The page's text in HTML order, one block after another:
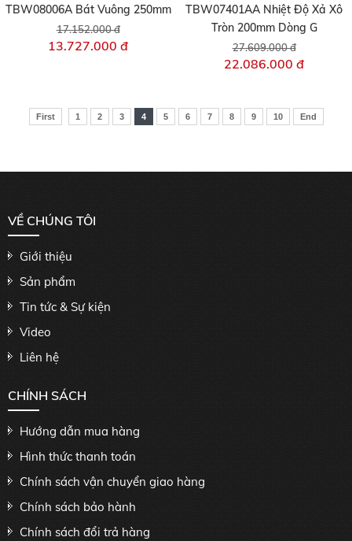
TBW08006A Bát Vuông 250mm
17.152.000 đ
13.727.000 đ
TBW07401AA Nhiệt Độ Xả Xô
Tròn 200mm Dòng G
27.609.000 đ
22.086.000 đ
First 1 2 3 4 5 6 7 8 9 10 End
VỀ CHÚNG TÔI
Giới thiệu
Sản phẩm
Tin tức & Sự kiện
Video
Liên hệ
CHÍNH SÁCH
Hướng dẫn mua hàng
Hình thức thanh toán
Chính sách vận chuyển giao hàng
Chính sách bảo hành
Chính sách đổi trả hàng